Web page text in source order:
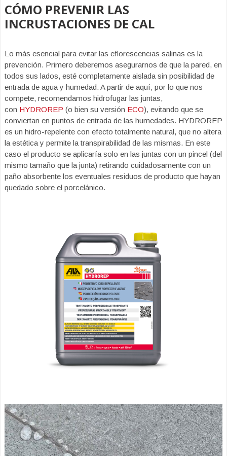
CÓMO PREVENIR LAS
INCRUSTACIONES DE CAL
Lo más esencial para evitar las eflorescencias salinas es la
prevención. Primero deberemos asegurarnos de que la pared, en
todos sus lados, esté completamente aislada sin posibilidad de
entrada de agua y humedad. A partir de aquí, por lo que nos
compete, recomendamos hidrofugar las juntas,
con HYDROREP (o bien su versión ECO), evitando que se
conviertan en puntos de entrada de las humedades. HYDROREP
es un hidro-repelente con efecto totalmente natural, que no altera
la estética y permite la transpirabilidad de las mismas. En este
caso el producto se aplicaría solo en las juntas con un pincel (del
mismo tamaño que la junta) retirando cuidadosamente con un
paño absorbente los eventuales residuos de producto que hayan
quedado sobre el porcelánico.